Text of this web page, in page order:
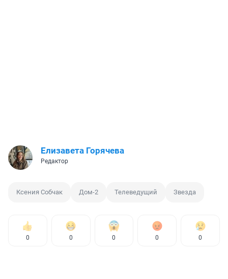
Елизавета Горячева
Редактор
Ксения Собчак Дом-2 Телеведущий Звезда
0 0 0 0 0